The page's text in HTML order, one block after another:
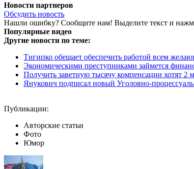
Новости партнеров
Обсудить новость
Нашли ошибку? Сообщите нам! Выделите текст и
Популярные видео
Другие новости по теме:
Тигипко обещает обеспечить работой всем
Экономическими преступниками займется
Получить заветную тысячу компенсации хотят 2
Янукович подписал новый Уголовно-
Публикации:
Авторские статьи
Фото
Юмор